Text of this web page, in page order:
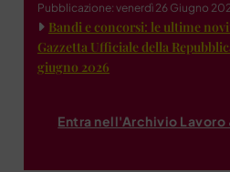
Pubblicazione: venerdì 26 Giugno
Bandi e concorsi: le ultime
Gazzetta Ufficiale della
giugno 2026
Entra nell'Archivio Lavoro